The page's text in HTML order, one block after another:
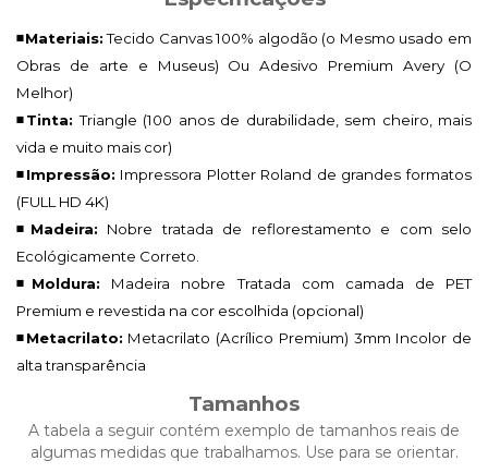
◾Materiais:Tecido Canvas 100% algodão (o Mesmo usado em
Obras de arte e Museus) Ou Adesivo Premium Avery (O
Melhor)
◾Tinta: Triangle (100 anos de durabilidade, sem cheiro, mais
vida e muito mais cor)
◾Impressão: Impressora Plotter Roland de grandes formatos
(FULL HD 4K)
◾Madeira: Nobre tratada de reflorestamento e com selo
Ecológicamente Correto.
◾Moldura: Madeira nobre Tratada com camada de PET
Premium e revestida na cor escolhida (opcional)
◾Metacrilato: Metacrilato (Acrílico Premium) 3mm Incolor de
alta transparência
Tamanhos
A tabela a seguir contém exemplo de tamanhos reais de
algumas medidas que trabalhamos. Use para se orientar.